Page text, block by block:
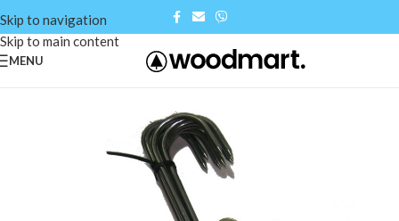
Skip to navigation
Skip to main content
MENU